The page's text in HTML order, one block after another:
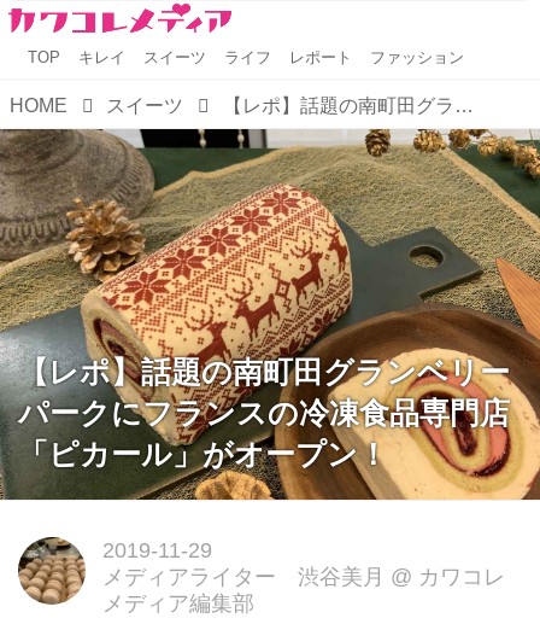
TOP キレイ スイーツ ライフ レポート ファッション
HOME スイーツ 【レポ】話題の南町田グランベリーパークにフランスの冷凍食品専門店「ピカール」がオープン！
【レポ】話題の南町田グランベリー
パークにフランスの冷凍食品専門店
「ピカール」がオープン！
2019-11-29
メディアライター 渋谷美月 @ カワコレ
メディア編集部